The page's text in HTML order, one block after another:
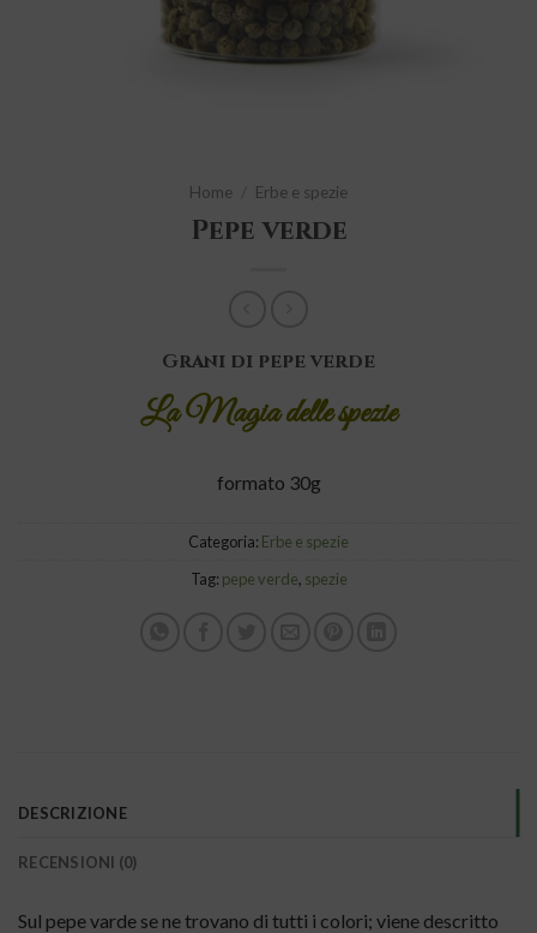
Home Erbe e spezie
Pepe verde
Grani di pepe verde
La Magia delle spezie
formato 30g
Categoria: Erbe e spezie
Tag: pepe verde, spezie
DESCRIZIONE
RECENSIONI (0)
Sul pepe varde se ne trovano di tutti i colori; viene descritto